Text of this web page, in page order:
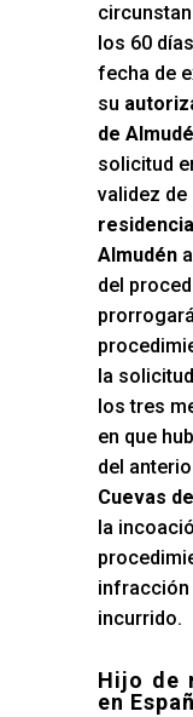
los 60
fecha de
su
de
solicitud
validez de
Almudén
del
la
los tres
en que
del
Cuevas
la
infracción
incurrido.
Hijo de
en